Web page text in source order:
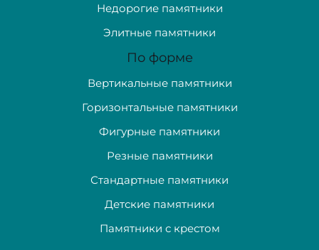
Недорогие памятники
Элитные памятники
По форме
Вертикальные памятники
Горизонтальные памятники
Фигурные памятники
Резные памятники
Стандартные памятники
Детские памятники
Памятники с крестом